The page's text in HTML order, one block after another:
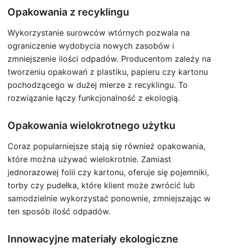
Opakowania z recyklingu
Wykorzystanie surowców wtórnych pozwala na
ograniczenie wydobycia nowych zasobów i
zmniejszenie ilości odpadów. Producentom zależy na
tworzeniu opakowań z plastiku, papieru czy kartonu
pochodzącego w dużej mierze z recyklingu. To
rozwiązanie łączy funkcjonalność z ekologią.
Opakowania wielokrotnego użytku
Coraz popularniejsze stają się również opakowania,
które można używać wielokrotnie. Zamiast
jednorazowej folii czy kartonu, oferuje się pojemniki,
torby czy pudełka, które klient może zwrócić lub
samodzielnie wykorzystać ponownie, zmniejszając w
ten sposób ilość odpadów.
Innowacyjne materiały ekologiczne